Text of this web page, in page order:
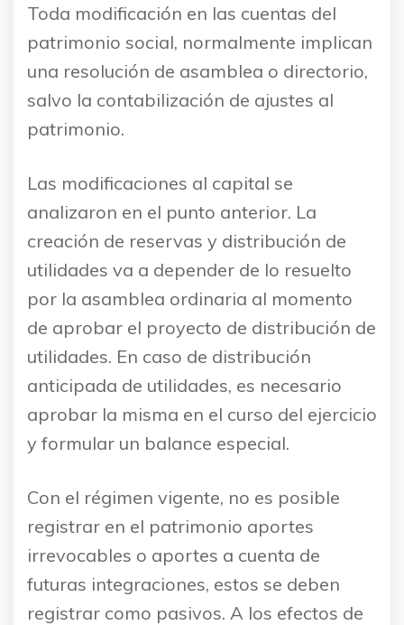
Toda modificación en las cuentas del
patrimonio social, normalmente implican
una resolución de asamblea o directorio,
salvo la contabilización de ajustes al
patrimonio.
Las modificaciones al capital se
analizaron en el punto anterior. La
creación de reservas y distribución de
utilidades va a depender de lo resuelto
por la asamblea ordinaria al momento
de aprobar el proyecto de distribución de
utilidades. En caso de distribución
anticipada de utilidades, es necesario
aprobar la misma en el curso del ejercicio
y formular un balance especial.
Con el régimen vigente, no es posible
registrar en el patrimonio aportes
irrevocables o aportes a cuenta de
futuras integraciones, estos se deben
registrar como pasivos. A los efectos de